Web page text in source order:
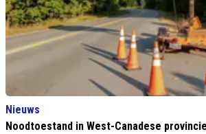
Nieuws
Noodtoestand in West-Canadese